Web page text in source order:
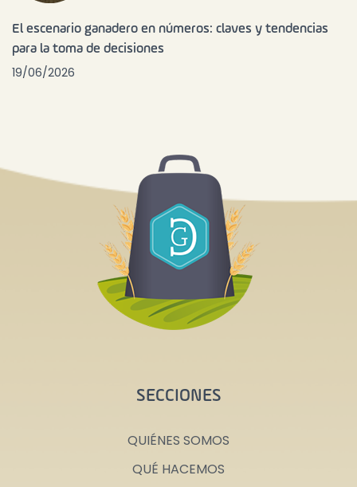
El escenario ganadero en números: claves y tendencias
para la toma de decisiones
19/06/2026
SECCIONES
QUIÉNES SOMOS
QUÉ HACEMOS